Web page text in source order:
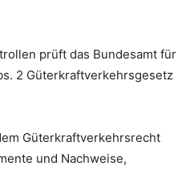
prüft das Bundesamt für
2 Güterkraftverkehrsgesetz
Güterkraftverkehrsrecht
und Nachweise,